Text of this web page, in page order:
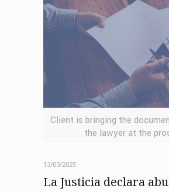
Client is bringing the
the lawyer at the
13/03/2025
La Justicia declara